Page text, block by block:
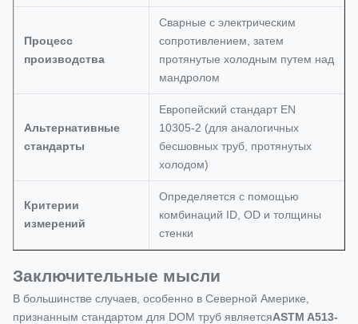
Процесс
производства
Сварные с электрическим
сопротивлением, затем
протянутые холодным путем над
мандролом
Альтернативные
стандарты
Европейский стандарт EN
10305-2 (для аналогичных
бесшовных труб, протянутых
холодом)
Критерии
измерений
Определяется с помощью
комбинаций ID, OD и толщины
стенки
Заключительные мысли
В большинстве случаев, особенно в Северной Америке,
признанным стандартом для DOM труб являетсяASTM A513-